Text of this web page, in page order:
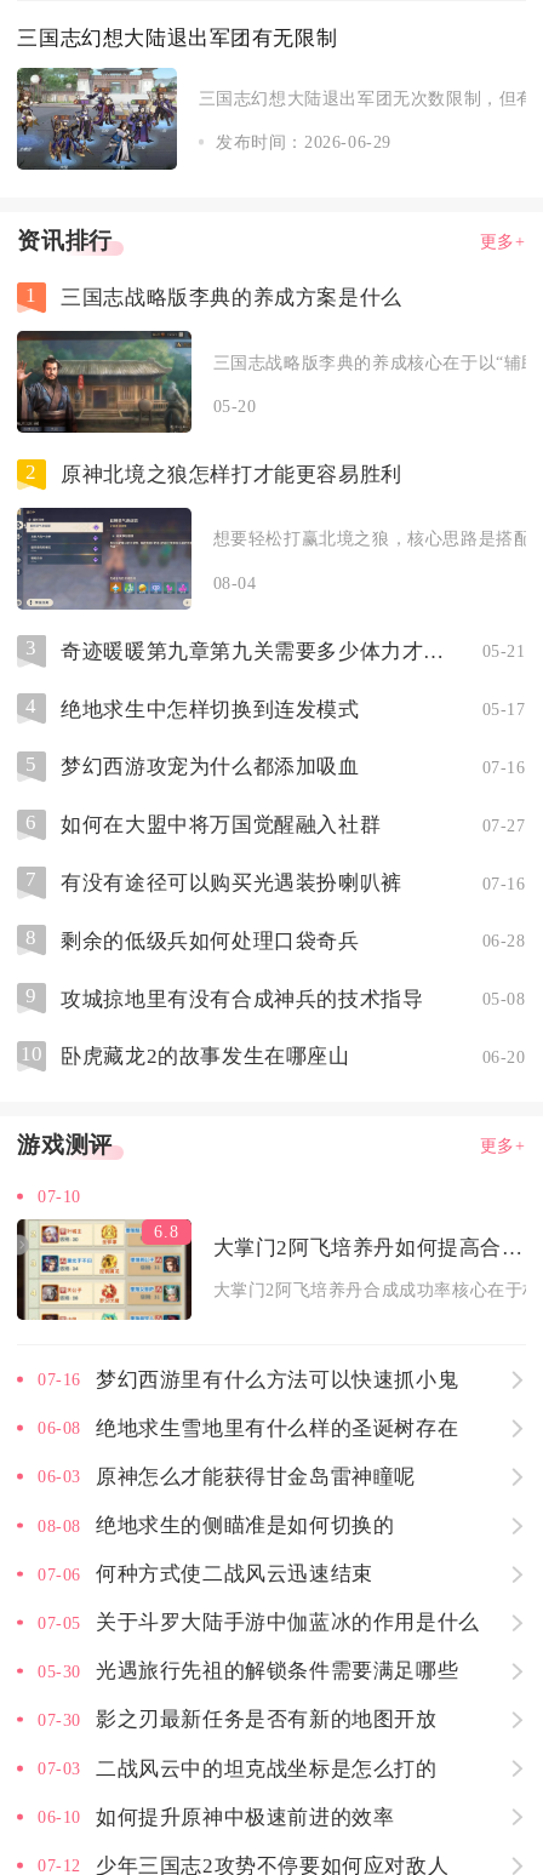
三国志幻想大陆退出军团有无限制
三国志幻想大陆退出军团无次数限制，但
发布时间：2026-06-29
资讯排行 更多+
1 三国志战略版李典的养成方案是什么
三国志战略版李典的养成核心在于以“辅
05-20
2 原神北境之狼怎样打才能更容易胜利
想要轻松打赢北境之狼，核心思路是搭配
08-04
3 奇迹暖暖第九章第九关需要多少体力才能挑战 05-21
4 绝地求生中怎样切换到连发模式 05-17
5 梦幻西游攻宠为什么都添加吸血 07-16
6 如何在大盟中将万国觉醒融入社群 07-27
7 有没有途径可以购买光遇装扮喇叭裤 07-16
8 剩余的低级兵如何处理口袋奇兵 06-28
9 攻城掠地里有没有合成神兵的技术指导 05-08
10 卧虎藏龙2的故事发生在哪座山 06-20
游戏测评 更多+
07-10
6.8
大掌门2阿飞培养丹如何提高合成成功率
大掌门2阿飞培养丹合成成功率核心在于
07-16 梦幻西游里有什么方法可以快速抓小鬼
06-08 绝地求生雪地里有什么样的圣诞树存在
06-03 原神怎么才能获得甘金岛雷神瞳呢
08-08 绝地求生的侧瞄准是如何切换的
07-06 何种方式使二战风云迅速结束
07-05 关于斗罗大陆手游中伽蓝冰的作用是什么
05-30 光遇旅行先祖的解锁条件需要满足哪些
07-30 影之刃最新任务是否有新的地图开放
07-03 二战风云中的坦克战坐标是怎么打的
06-10 如何提升原神中极速前进的效率
07-12 少年三国志2攻势不停要如何应对敌人